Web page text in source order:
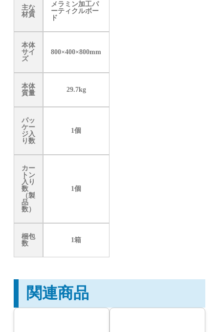
主な
材質
メラミン加工パ
ーティクルボー
ド
本体
サイ
ズ
800×400×800mm
本体
質量
29.7kg
パッ
ケー
ジ入
り数
1個
カー
トン
入り
数
（製
品
数）
1個
梱包
数
1箱
関連商品